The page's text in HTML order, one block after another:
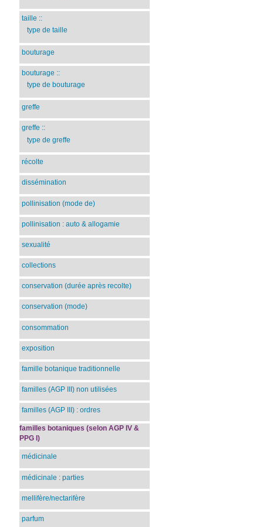
taille ::
type de taille
bouturage
bouturage ::
type de bouturage
greffe
greffe ::
type de greffe
récolte
dissémination
pollinisation (mode de)
pollinisation : auto & allogamie
sexualité
collections
conservation (durée après recolte)
conservation (mode)
consommation
exposition
famille botanique traditionnelle
familles (AGP III) non utilisées
familles (AGP III) : ordres
familles botaniques (selon AGP IV &
PPG I)
médicinale
médicinale : parties
mellifère/nectarifère
parfum